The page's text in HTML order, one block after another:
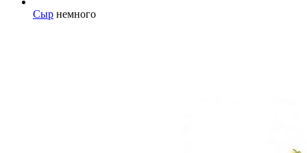
Сыр немного